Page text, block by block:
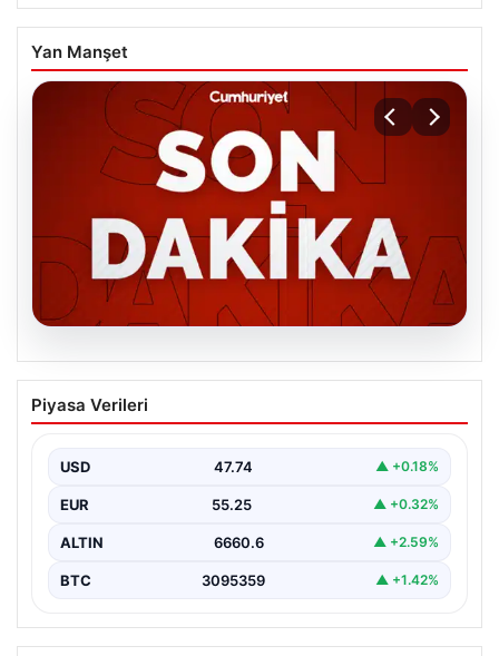
Yan Manşet
MGK’den 8 maddelik kritik bildiri: Dikkat
çeken ‘Terörsüz Bölge’ vurgusu
Piyasa Verileri
USD 47.74 ▲ +0.18%
EUR 55.25 ▲ +0.32%
ALTIN 6660.6 ▲ +2.59%
BTC 3095359 ▲ +1.42%